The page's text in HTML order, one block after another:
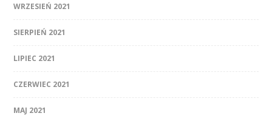
WRZESIEŃ 2021
SIERPIEŃ 2021
LIPIEC 2021
CZERWIEC 2021
MAJ 2021